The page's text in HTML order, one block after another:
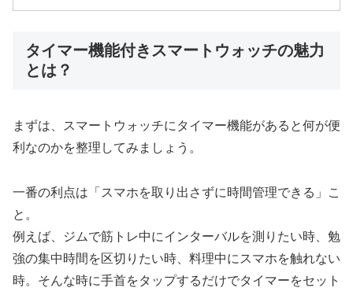
タイマー機能付きスマートウォッチの魅力
とは？
まずは、スマートウォッチにタイマー機能があると何が便
利なのかを整理してみましょう。
一番の利点は「スマホを取り出さずに時間管理できる」こ
と。
例えば、ジムで筋トレ中にインターバルを測りたい時、勉
強の集中時間を区切りたい時、料理中にスマホを触れない
時。そんな時に手首をタップするだけでタイマーをセット